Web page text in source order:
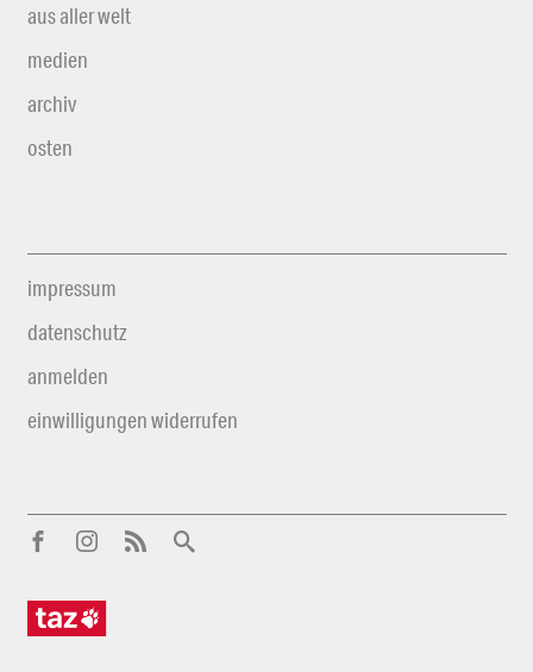
aus aller welt
medien
archiv
osten
impressum
datenschutz
anmelden
einwilligungen widerrufen